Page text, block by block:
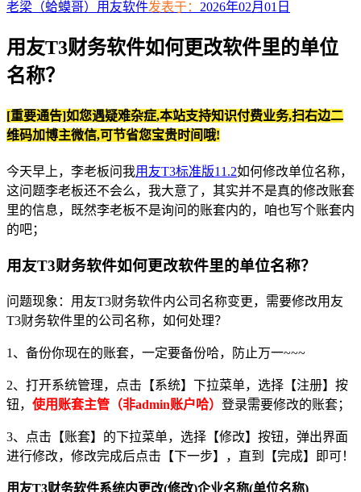
老梁（蛤蟆哥） 用友软件发表于： 2026年02月01日
用友T3财务软件如何更改软件里的单位
名称？
[重要通告]如您遇疑难杂症,本站支持知识付费业务,扫右边二
维码加博主微信,可节省您宝贵时间哦!
今天早上，李老板问我用友T3标准版11.2如何修改单位名称，
这问题李老板还不会么，我大意了，其实并不是真的修改账套
里的信息，既然李老板不是询问的账套内的，咱也写个账套内
的吧；
用友T3财务软件如何更改软件里的单位名称？
问题现象：用友T3财务软件内公司名称变更，需要修改用友
T3财务软件里的公司名称，如何处理？
1、备份你现在的账套，一定要备份哈，防止万一~~~
2、打开系统管理，点击【系统】下拉菜单，选择【注册】按
钮， 使用账套主管（非admin账户哈） 登录需要修改的账套；
3、点击【账套】的下拉菜单，选择【修改】按钮，弹出界面
进行修改，修改完成后点击【下一步】，直到【完成】即可！
用友T3财务软件系统内更改(修改)企业名称(单位名称)